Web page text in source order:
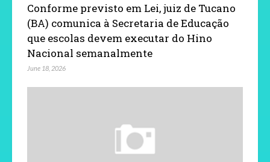
Conforme previsto em Lei, juiz de Tucano
(BA) comunica à Secretaria de Educação
que escolas devem executar do Hino
Nacional semanalmente
June 18, 2026